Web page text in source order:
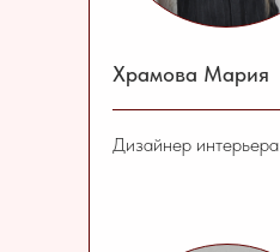
Дизайнер интерьера
Храмова Мария